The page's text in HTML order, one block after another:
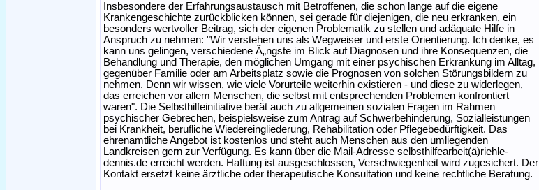
Insbesondere der Erfahrungsaustausch mit Betroffenen, die schon lange auf die eigene
Krankengeschichte zurückblicken können, sei gerade für diejenigen, die neu erkranken, ein
besonders wertvoller Beitrag, sich der eigenen Problematik zu stellen und adäquate Hilfe in
Anspruch zu nehmen: "Wir verstehen uns als Wegweiser und erste Orientierung. Ich denke, es
kann uns gelingen, verschiedene Ã„ngste im Blick auf Diagnosen und ihre Konsequenzen, die
Behandlung und Therapie, den möglichen Umgang mit einer psychischen Erkrankung im Alltag,
gegenüber Familie oder am Arbeitsplatz sowie die Prognosen von solchen Störungsbildern zu
nehmen. Denn wir wissen, wie viele Vorurteile weiterhin existieren - und diese zu widerlegen,
das erreichen vor allem Menschen, die selbst mit entsprechenden Problemen konfrontiert
waren". Die Selbsthilfeinitiative berät auch zu allgemeinen sozialen Fragen im Rahmen
psychischer Gebrechen, beispielsweise zum Antrag auf Schwerbehinderung, Sozialleistungen
bei Krankheit, berufliche Wiedereingliederung, Rehabilitation oder Pflegebedürftigkeit. Das
ehrenamtliche Angebot ist kostenlos und steht auch Menschen aus den umliegenden
Landkreisen gern zur Verfügung. Es kann über die Mail-Adresse selbsthilfearbeit(ä)riehle-
dennis.de erreicht werden. Haftung ist ausgeschlossen, Verschwiegenheit wird zugesichert. Der
Kontakt ersetzt keine ärztliche oder therapeutische Konsultation und keine rechtliche Beratung.